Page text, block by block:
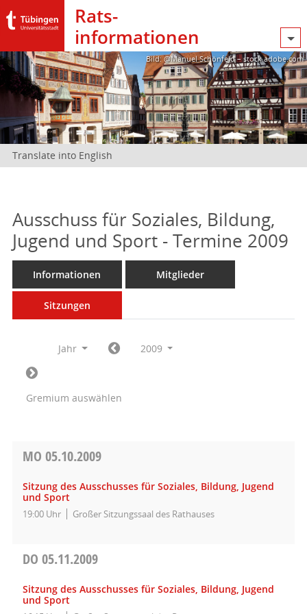
Rats­
informationen
Bild: @Manuel Schönfeld – stock.adobe.com
Translate into English
Ausschuss für Soziales, Bildung,
Jugend und Sport - Termine 2009
Informationen Mitglieder
Sitzungen
Jahr 2009
Gremium auswählen
MO 05.10.2009
Sitzung des Ausschusses für Soziales, Bildung, Jugend
und Sport
19:00 Uhr Großer Sitzungssaal des Rathauses
DO 05.11.2009
Sitzung des Ausschusses für Soziales, Bildung, Jugend
und Sport